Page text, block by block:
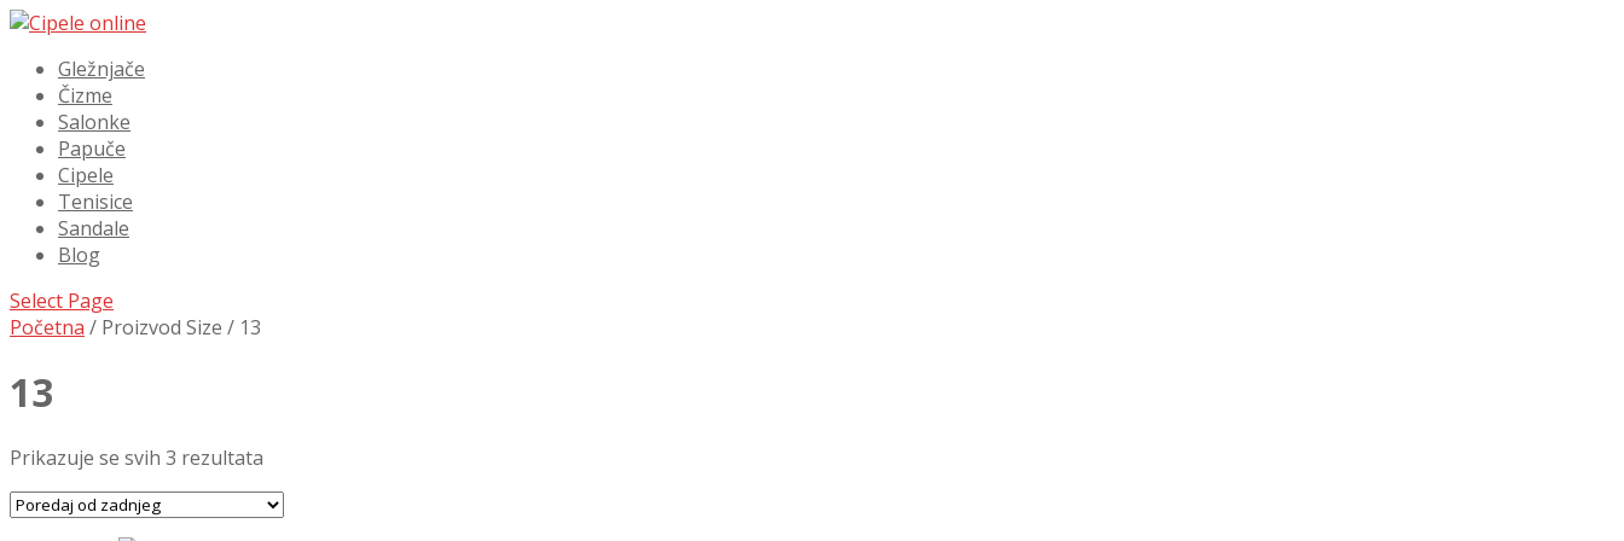
Gležnjače
Čizme
Salonke
Papuče
Cipele
Tenisice
Sandale
Blog
Select Page
Početna / Proizvod Size / 13
13
Prikazuje se svih 3 rezultata